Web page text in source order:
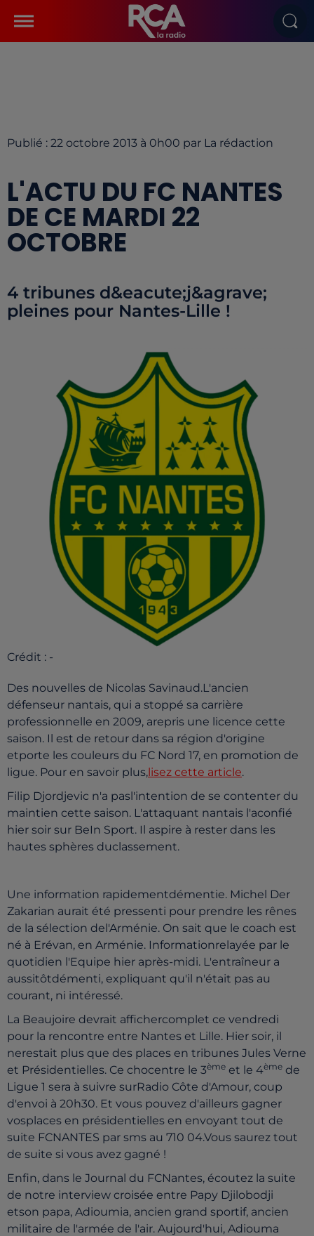
Publié : 22 octobre 2013 à 0h00 par La rédaction
L'ACTU DU FC NANTES
DE CE MARDI 22
OCTOBRE
4 tribunes d&eacute;j&agrave;
pleines pour Nantes-Lille !
Crédit : -
Des nouvelles de Nicolas Savinaud.L'ancien
défenseur nantais, qui a stoppé sa carrière
professionnelle en 2009, arepris une licence cette
saison. Il est de retour dans sa région d'origine
etporte les couleurs du FC Nord 17, en promotion de
ligue. Pour en savoir plus,lisez cette article.
Filip Djordjevic n'a pasl'intention de se contenter du
maintien cette saison. L'attaquant nantais l'aconfié
hier soir sur BeIn Sport. Il aspire à rester dans les
hautes sphères duclassement.
Une information rapidementdémentie. Michel Der
Zakarian aurait été pressenti pour prendre les rênes
de la sélection del'Arménie. On sait que le coach est
né à Erévan, en Arménie. Informationrelayée par le
quotidien l'Equipe hier après-midi. L'entraîneur a
aussitôtdémenti, expliquant qu'il n'était pas au
courant, ni intéressé.
La Beaujoire devrait affichercomplet ce vendredi
pour la rencontre entre Nantes et Lille. Hier soir, il
nerestait plus que des places en tribunes Jules Verne
et Présidentielles. Ce chocentre le 3ème et le 4ème de
Ligue 1 sera à suivre surRadio Côte d'Amour, coup
d'envoi à 20h30. Et vous pouvez d'ailleurs gagner
vosplaces en présidentielles en envoyant tout de
suite FCNANTES par sms au 710 04.Vous saurez tout
de suite si vous avez gagné !
Enfin, dans le Journal du FCNantes, écoutez la suite
de notre interview croisée entre Papy Djilobodji
etson papa, Adioumia, ancien grand sportif, ancien
militaire de l'armée de l'air. Aujourd'hui, Adiouma